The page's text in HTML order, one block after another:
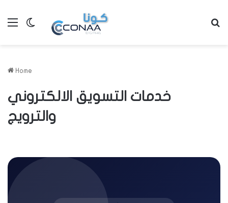
Menu Switch skin
Home
خدمات التسويق الالكتروني
والترويج